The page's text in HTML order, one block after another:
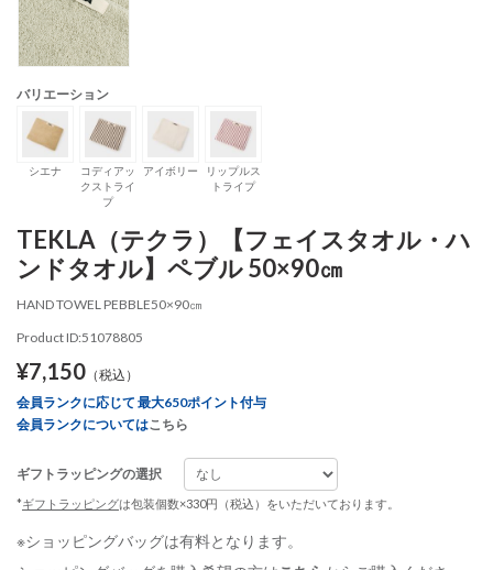
バリエーション
シエナ
コディアッ
クストライ
プ
アイボリー
リップルス
トライプ
TEKLA（テクラ）【フェイスタオル・ハ
ンドタオル】ペブル 50×90㎝
HAND TOWEL PEBBLE50×90㎝
Product ID:51078805
¥7,150 （税込）
会員ランクに応じて 最大650ポイント付与
会員ランクについてはこちら
ギフトラッピングの選択
*ギフトラッピングは包装個数×330円（税込）をいただいております。
※ショッピングバッグは有料となります。